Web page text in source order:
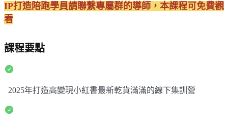
IP打造陪跑學員請聯繫專屬群的導師，本課程可免費觀
看
課程要點
2025年打造高變現小紅書最新乾貨滿滿的線下集訓營